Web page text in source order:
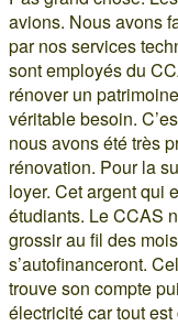
avions. Nous avons
par nos services
sont employés du
rénover un
véritable besoin.
nous avons été très
rénovation. Pour la
loyer. Cet argent qui
étudiants. Le CCAS
grossir au fil des
s’autofinanceront.
trouve son compte
électricité car tout